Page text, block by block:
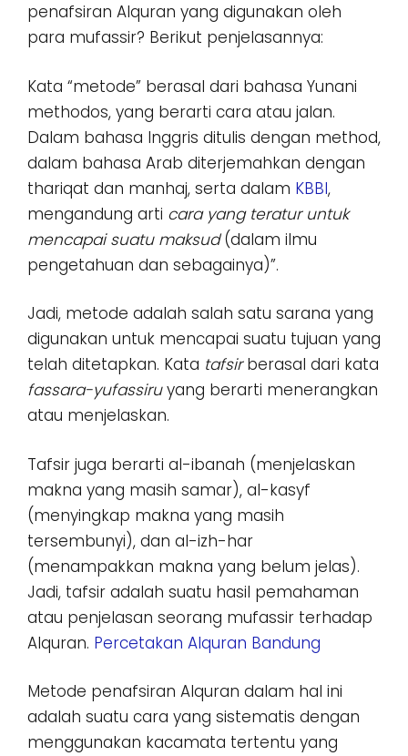
penafsiran Alquran yang digunakan oleh
para mufassir? Berikut penjelasannya:
Kata “metode” berasal dari bahasa Yunani
methodos, yang berarti cara atau jalan.
Dalam bahasa Inggris ditulis dengan method,
dalam bahasa Arab diterjemahkan dengan
thariqat dan manhaj, serta dalam KBBI,
mengandung arti cara yang teratur untuk
mencapai suatu maksud(dalam ilmu
pengetahuan dan sebagainya)”.
Jadi, metode adalah salah satu sarana yang
digunakan untuk mencapai suatu tujuan yang
telah ditetapkan. Kata tafsirberasal dari kata
fassara-yufassiruyang berarti menerangkan
atau menjelaskan.
Tafsir juga berarti al-ibanah (menjelaskan
makna yang masih samar), al-kasyf
(menyingkap makna yang masih
tersembunyi), dan al-izh-har
(menampakkan makna yang belum jelas).
Jadi, tafsir adalah suatu hasil pemahaman
atau penjelasan seorang mufassir terhadap
Alquran. Percetakan Alquran Bandung
Metode penafsiran Alquran dalam hal ini
adalah suatu cara yang sistematis dengan
menggunakan kacamata tertentu yang